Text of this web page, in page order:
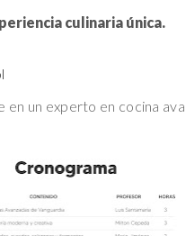
culinaria única.
un experto en cocina